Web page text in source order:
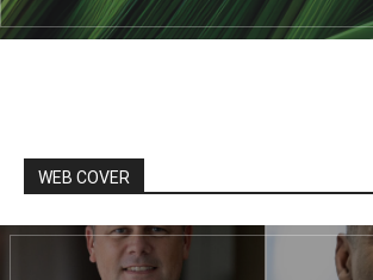
WEB COVER